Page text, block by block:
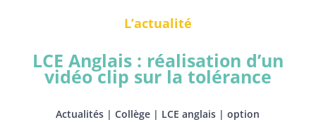
L’actualité
LCE Anglais : réalisation d’un
vidéo clip sur la tolérance
Actualités |Collège | LCE anglais |option